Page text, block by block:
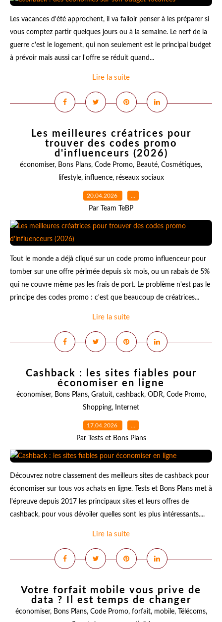
Les vacances d'été approchent, il va falloir penser à les préparer si
vous comptez partir quelques jours ou à la semaine. Le nerf de la
guerre c'est le logement, qui non seulement est le principal budget
à prévoir mais aussi car l'offre se réduit quand...
Lire la suite
Les meilleures créatrices pour
trouver des codes promo
d'influenceurs (2026)
économiser, Bons Plans, Code Promo, Beauté, Cosmétiques,
lifestyle, influence, réseaux sociaux
20.04.2026 …
Par Team TeBP
Tout le monde a déjà cliqué sur un code promo influenceur pour
tomber sur une offre périmée depuis six mois, ou un rabais de 5%
qui ne couvre même pas les frais de port. Le problème n'est pas le
principe des codes promo : c'est que beaucoup de créatrices...
Lire la suite
Cashback : les sites fiables pour
économiser en ligne
économiser, Bons Plans, Gratuit, cashback, ODR, Code Promo,
Shopping, Internet
17.04.2026 …
Par Tests et Bons Plans
Découvrez notre classement des meilleurs sites de cashback pour
économiser sur tous vos achats en ligne. Tests et Bons Plans met à
l'épreuve depuis 2017 les principaux sites et leurs offres de
cashback, pour vous dévoiler quelles sont les plus intéressants....
Lire la suite
Votre forfait mobile vous prive de
data ? Il est temps de changer
économiser, Bons Plans, Code Promo, forfait, mobile, Télécoms,